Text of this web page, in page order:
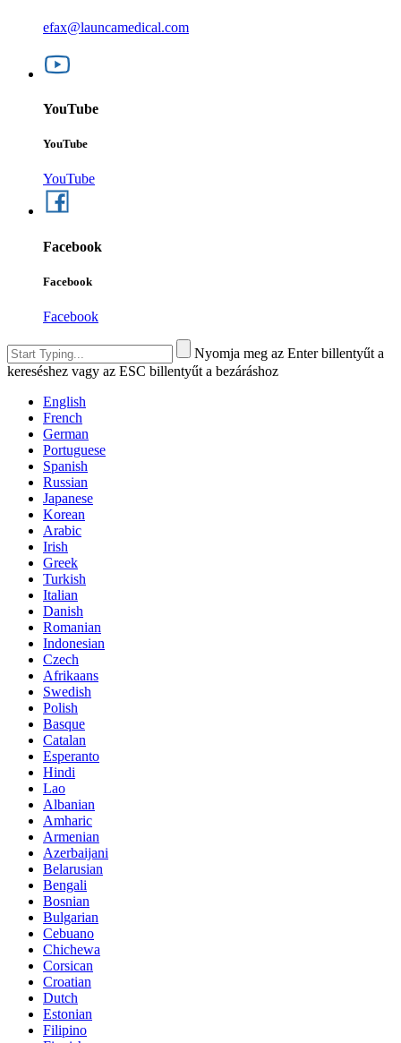
efax@launcamedical.com
YouTube
YouTube
YouTube
Facebook
Facebook
Facebook
Nyomja meg az Enter billentyűt a
kereséshez vagy az ESC billentyűt a bezáráshoz
English
French
German
Portuguese
Spanish
Russian
Japanese
Korean
Arabic
Irish
Greek
Turkish
Italian
Danish
Romanian
Indonesian
Czech
Afrikaans
Swedish
Polish
Basque
Catalan
Esperanto
Hindi
Lao
Albanian
Amharic
Armenian
Azerbaijani
Belarusian
Bengali
Bosnian
Bulgarian
Cebuano
Chichewa
Corsican
Croatian
Dutch
Estonian
Filipino